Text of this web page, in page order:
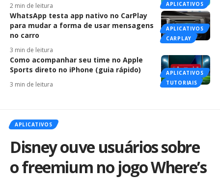
APLICATIVOS
2 min de leitura
APLICATIVOS
CARPLAY
WhatsApp testa app nativo no CarPlay
para mudar a forma de usar mensagens
no carro
3 min de leitura
APLICATIVOS
TUTORIAIS
Como acompanhar seu time no Apple
Sports direto no iPhone (guia rápido)
3 min de leitura
APLICATIVOS
Disney ouve usuários sobre
o freemium no jogo Where’s